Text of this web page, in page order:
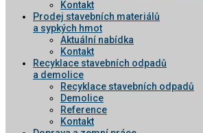
Kontakt
Prodej stavebních materiálů
a sypkých hmot
Aktuální nabídka
Kontakt
Recyklace stavebních odpadů
a demolice
Recyklace stavebních odpadů
Demolice
Reference
Kontakt